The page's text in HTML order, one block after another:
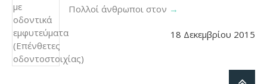
Πολλοί άνθρωποι στον
18 Δεκεμβρίου 2015